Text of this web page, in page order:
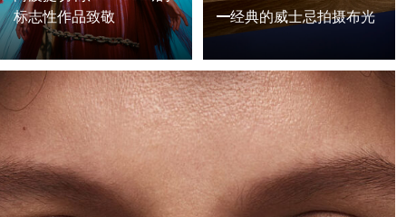
标志性作品致敬
这次拍摄的想法是让模特
出现在描绘波提切利
(Botticelli)作品的场景
中，并成为我对他的画作
的致敬。然后，这些图像
将编辑成九页来发布。这
次拍摄发生在伦敦，每个
作品都有一个精心制作的
—经典的威士忌拍摄布光
的百龄坛苏格兰威士忌，
你会拒绝它吗?